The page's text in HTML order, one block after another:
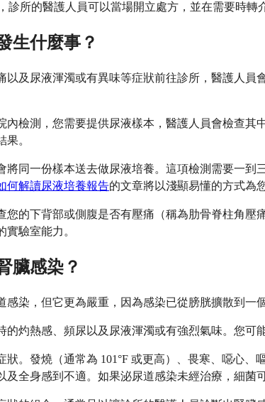
診所的醫護人員可以當場開立處方，並在需要時轉
生什麼事？
及尿液渾濁或有異味等症狀前往診所，醫護人
內檢測，您需要提供尿液樣本，醫護人員會檢查
。
將同一份樣本送去做尿液培養。這項檢測需要一
何解讀尿液培養報告的文章將以淺顯易懂的方式為
您的下背部或側腹是否有壓痛（稱為肋骨脊柱角
驗室能力。
臟感染？
染，但它更為嚴重，因為感染已從膀胱擴散到一
灼熱感、頻尿以及尿液渾濁或有強烈氣味。您可
。發燒（通常為 101°F 或更高）、畏寒、噁心、
全身感到不適。如果泌尿道感染未經治療，細